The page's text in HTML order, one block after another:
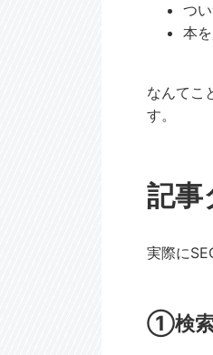
つ
本
なんてこ
す。
記事
実際に
①検索